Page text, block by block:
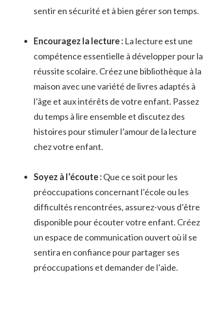
sentir en sécurité⁤ et à bien‍ gérer son⁤ temps.
Encouragez la lecture : La lecture‌ est une
compétence essentielle à développer pour ⁤la
réussite scolaire. Créez une bibliothèque à la
maison avec une variété de livres adaptés à
l’âge et aux intérêts de votre enfant. Passez
du temps à lire ensemble ​et discutez des​
histoires pour​ stimuler⁢ l’amour de la‌ lecture
chez votre enfant.
Soyez à l’écoute :Que ce soit pour les
préoccupations concernant l’école ou les
difficultés rencontrées, assurez-vous d’être⁣
disponible pour⁣ écouter⁣ votre enfant. Créez‍
un espace de​ communication ouvert‌ où il se
sentira en confiance pour partager ses
préoccupations et demander de l’aide.